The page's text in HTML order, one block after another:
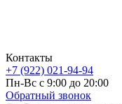
Контакты
+7 (922) 021-94-94
Пн-Вс с 9:00 до 20:00
Обратный звонок